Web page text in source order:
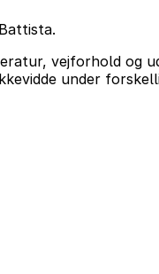
vejforhold og
under